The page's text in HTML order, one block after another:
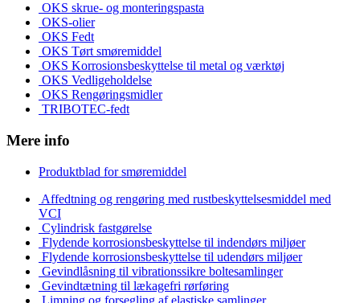
OKS skrue- og monteringspasta
OKS-olier
OKS Fedt
OKS Tørt smøremiddel
OKS Korrosionsbeskyttelse til metal og værktøj
OKS Vedligeholdelse
OKS Rengøringsmidler
TRIBOTEC-fedt
Mere info
Produktblad for smøremiddel
Affedtning og rengøring med rustbeskyttelsesmiddel med
VCI
Cylindrisk fastgørelse
Flydende korrosionsbeskyttelse til indendørs miljøer
Flydende korrosionsbeskyttelse til udendørs miljøer
Gevindlåsning til vibrationssikre boltesamlinger
Gevindtætning til lækagefri rørføring
Limning og forsegling af elastiske samlinger